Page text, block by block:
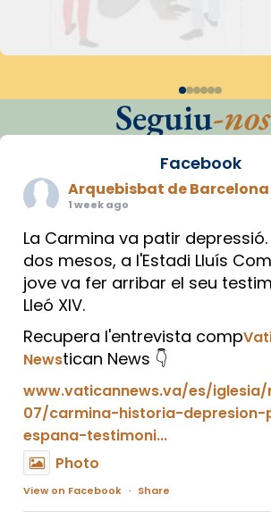
Seguiu-nos
Facebook
Arquebisbat de Barcelona
1 week ago
La Carmina va patir
dos mesos, a l'Estadi Lluís
jove va fer arribar el seu
Lleó XIV.
Recupera l'entrevista comp
Newstican News 👇
www.vaticannews.va/es/
07/carmina-historia-
espana-testimoni...
Photo
View on Facebook · Share